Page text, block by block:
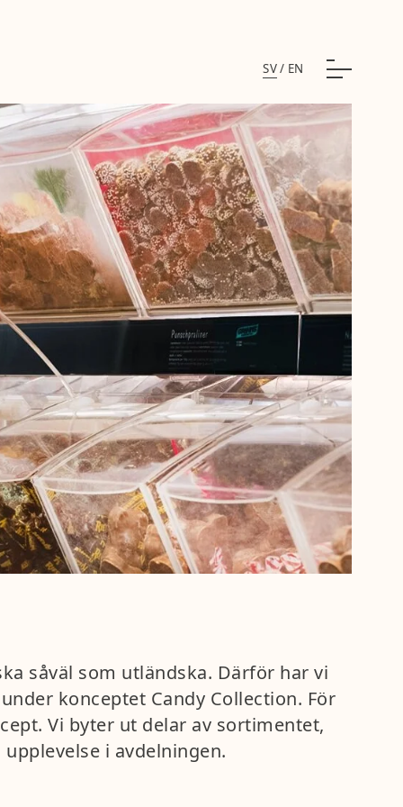
SV/ EN
såväl som utländska. Därför har vi
konceptet Candy Collection. För
Vi byter ut delar av sortimentet,
i avdelningen.